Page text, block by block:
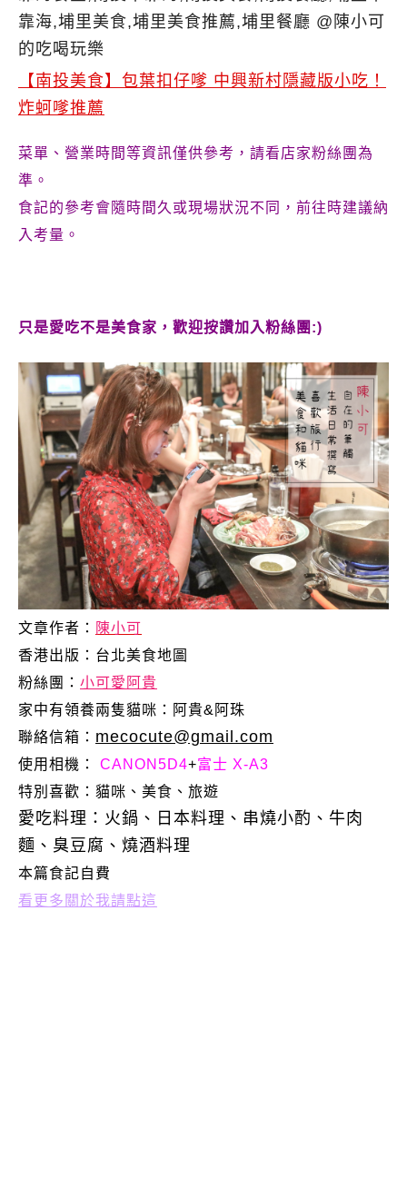
【南投美食】包葉扣仔嗲 中興新村隱藏版小吃！
炸蚵嗲推薦
菜單、營業時間等資訊僅供參考，請看店家粉絲團為
準。
食記的參考會隨時間久或現場狀況不同，前往時建議納
入考量。
只是愛吃不是美食家，歡迎按讚加入粉絲團:)
文章作者： 陳小可
香港出版： 台北美食地圖
粉絲團： 小可愛阿貴
家中有領養兩隻貓咪：阿貴&阿珠
聯絡信箱： mecocute@gmail.com
使用相機： CANON5D4+富士 X-A3
特別喜歡： 貓咪、美食、旅遊
愛吃料理：火鍋、日本料理、串燒小酌、牛肉
麵、臭豆腐、燒酒料理
本篇食記自費
看更多關於我請點這